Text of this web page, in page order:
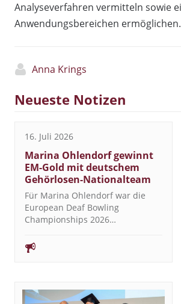
Analyseverfahren vermitteln sowie
Anwendungsbereichen
Anna Krings
Neueste Notizen
16. Juli 2026
Marina Ohlendorf gewinnt
EM-Gold mit deutschem
Gehörlosen-Nationalteam
Für Marina Ohlendorf war die
European Deaf Bowling
Championships 2026…